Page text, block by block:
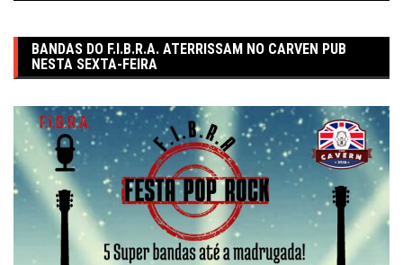
BANDAS DO F.I.B.R.A. ATERRISSAM NO CARVEN PUB
NESTA SEXTA-FEIRA